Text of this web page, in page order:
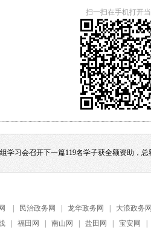
扫一扫在手机打开
学习会召开下一篇119名学子获全额资助，总
| 民治政务网 | 龙华政务网 | 大浪政务网
| 福田网 | 南山网 | 盐田网 | 宝安网 |